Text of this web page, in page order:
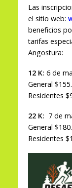
Las
el sitio web:
beneficios
tarifas
Angostura:
12 K: 6 de
General
Residentes
22 K: 7 de
General
Residentes